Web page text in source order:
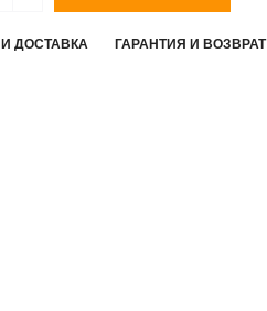
ДОСТАВКА ГАРАНТИЯ И ВОЗВРАТ